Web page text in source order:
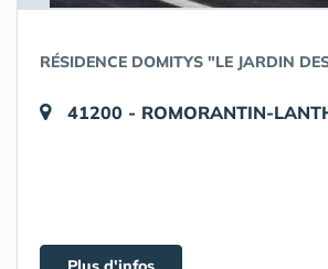
RÉSIDENCE DOMITYS "LE JARDIN
41200 - ROMORANTIN-